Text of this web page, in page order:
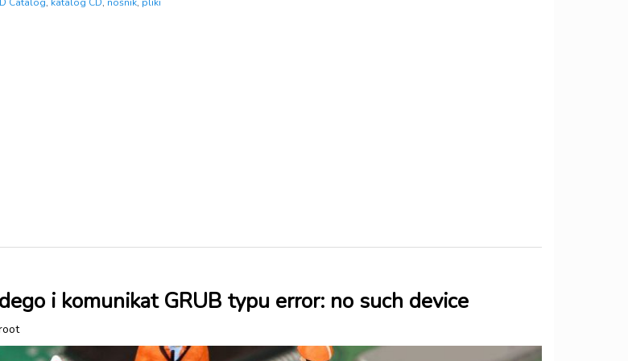
i komunikat GRUB typu error: no such device